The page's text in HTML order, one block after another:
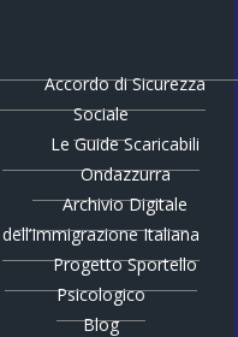
Accordo di Sicurezza
Sociale
Le Guide Scaricabili
Ondazzurra
Archivio Digitale
dell’Immigrazione Italiana
Progetto Sportello
Psicologico
Blog